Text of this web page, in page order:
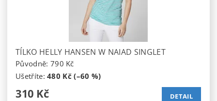
TÍLKO HELLY HANSEN W NAIAD SINGLET
Původně: 790 Kč
Ušetříte:480 Kč (–60 %)
310 Kč DETAIL